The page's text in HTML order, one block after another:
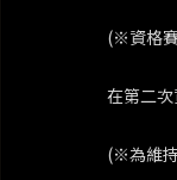
(※資格
在第二
(※為維